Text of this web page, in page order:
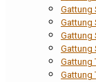
Gattung
Gattung
Gattung
Gattung
Gattung
Gattung